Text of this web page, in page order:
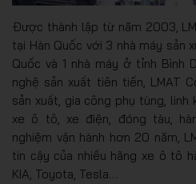
Được thành lập từ năm 2003,
tại Hàn Quốc với 3 nhà máy sản
Quốc và 1 nhà máy ở tỉnh Bình
nghệ sản xuất tiên tiến, LMAT
sản xuất, gia công phụ tùng, linh
xe ô tô, xe điện, đóng tàu,
nghiệm vận hành hơn 20 năm,
tin cậy của nhiều hãng xe ô tô
KIA, Toyota, Tesla…